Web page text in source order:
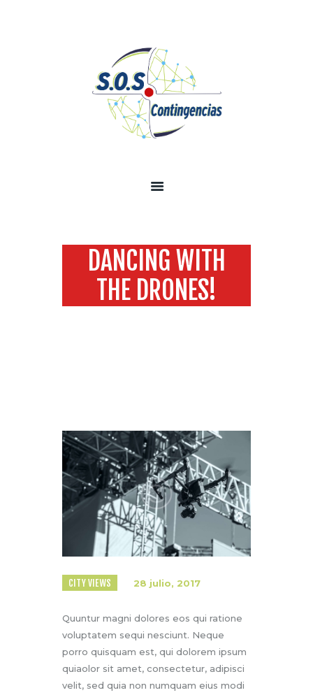
DANCING WITH
THE DRONES!
INICIO
SOBRE NOSOTROS
SERVICIOS
TECNOLOGÍA SEGURIDAD
CITY VIEWS 28 julio, 2017
Quuntur magni dolores eos qui ratione
voluptatem sequi nesciunt. Neque
porro quisquam est, qui dolorem ipsum
quiaolor sit amet, consectetur, adipisci
velit, sed quia non numquam eius modi